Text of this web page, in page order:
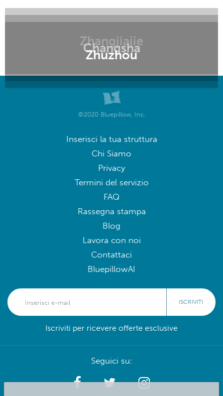
Zhangjiajie
Changsha
Zhuzhou
©2020 Bluepillow, Inc.
Inserisci la tua struttura
Chi Siamo
Privacy
Termini del servizio
FAQ
Rassegna stampa
Blog
Lavora con noi
Contattaci
BluepillowAI
ISCRIVITI
Iscriviti per ricevere offerte esclusive
Seguici su: